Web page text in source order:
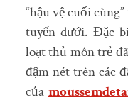
“hậu vệ cuối
tuyến dưới. Đặc
loạt thủ môn trẻ
đậm nét trên các
của